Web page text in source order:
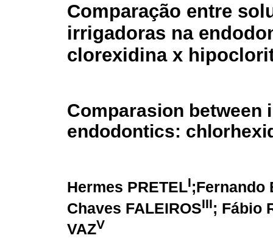
Comparação entre
irrigadoras na
clorexidina x
Comparasion
endodontics:
Hermes PRETELI;Fernando
Chaves FALEIROSIII; Fábio
VAZV